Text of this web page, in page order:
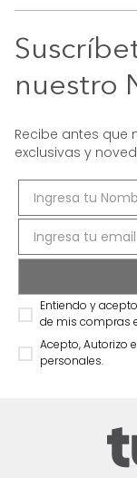
nuestro
Recibe antes que
exclusivas y
Entiendo y
de mis compras
Acepto, Autorizo
personales.